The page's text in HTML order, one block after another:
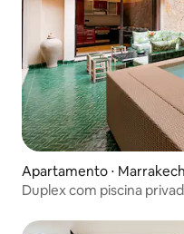
Apartamento ⋅ Marrakech
Duplex com piscina